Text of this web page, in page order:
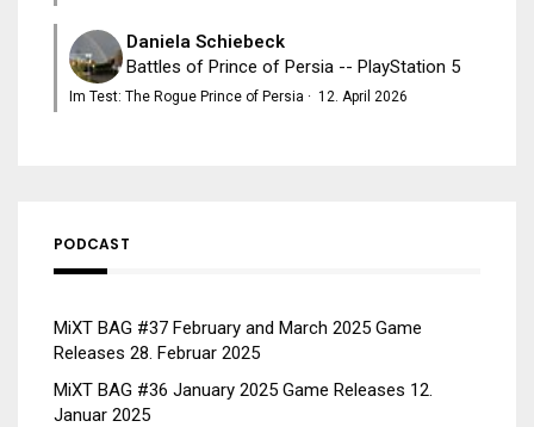
Daniela Schiebeck
Battles of Prince of Persia -- PlayStation 5
Im Test: The Rogue Prince of Persia · 12. April 2026
PODCAST
MiXT BAG #37 February and March 2025 Game
Releases 28. Februar 2025
MiXT BAG #36 January 2025 Game Releases 12.
Januar 2025